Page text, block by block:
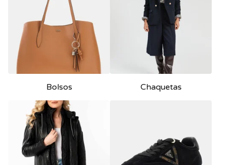
Bolsos Chaquetas